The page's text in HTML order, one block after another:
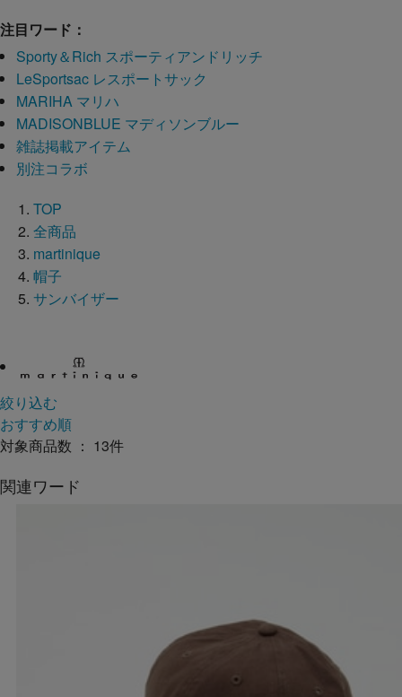
注目ワード：
Sporty＆Rich スポーティアンドリッチ
LeSportsac レスポートサック
MARIHA マリハ
MADISONBLUE マディソンブルー
雑誌掲載アイテム
別注コラボ
TOP
全商品
martinique
帽子
サンバイザー
絞り込む
おすすめ順
対象商品数 ： 13件
関連ワード